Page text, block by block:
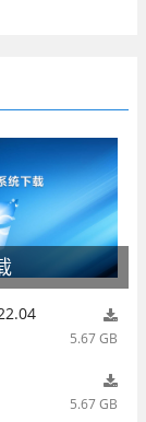
5.67 GB
5.67 GB